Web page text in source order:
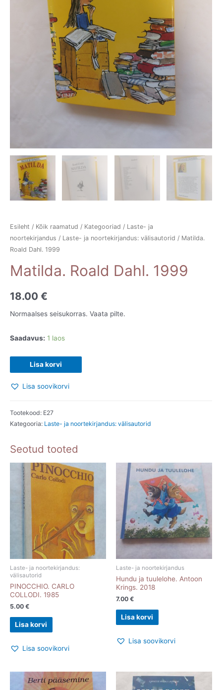
Esileht / Kõik raamatud / Kategooriad / Laste- ja
noortekirjandus / Laste- ja noortekirjandus: välisautorid / Matilda.
Roald Dahl. 1999
Matilda. Roald Dahl. 1999
18.00 €
Normaalses seisukorras. Vaata pilte.
Saadavus: 1 laos
Matilda.
Roald
Dahl.
kogus
Lisa korvi
Lisa soovikorvi
Tootekood: E27
Kategooria: Laste- ja noortekirjandus: välisautorid
Seotud tooted
Laste- ja noortekirjandus:
välisautorid
PINOCCHIO. CARLO
COLLODI. 1985
5.00 €
Lisa korvi
Lisa soovikorvi
Laste- ja noortekirjandus
Hundu ja tuulelohe. Antoon
Krings. 2018
7.00 €
Lisa korvi
Lisa soovikorvi